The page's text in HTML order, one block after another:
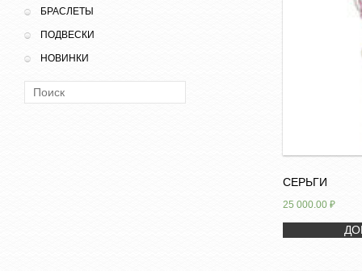
БРАСЛЕТЫ
ПОДВЕСКИ
НОВИНКИ
Поиск:
СЕРЬГИ
25 000.00 ₽